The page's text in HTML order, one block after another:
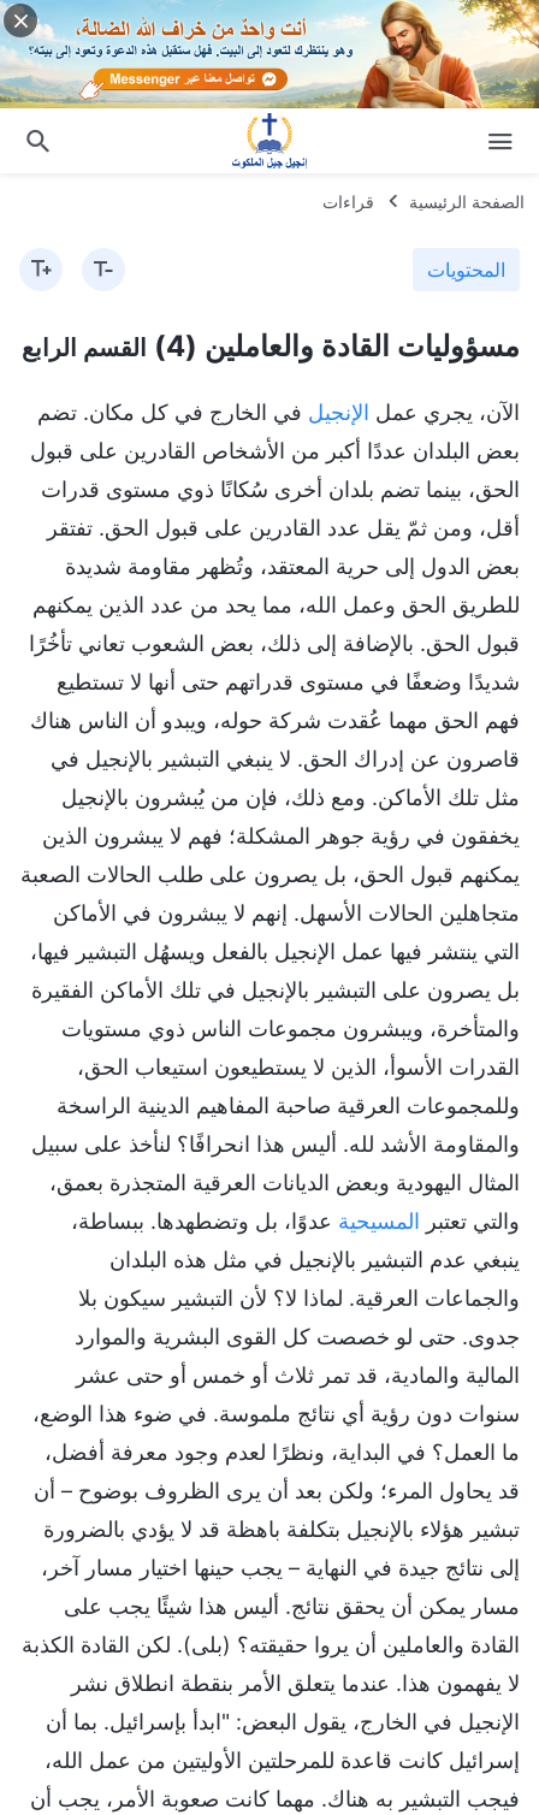
الصفحة الرئيسية قراءات
المحتويات
مسؤوليات القادة والعاملين (4) القسم الرابع
الآن، يجري عمل الإنجيل في الخارج في كل مكان. تضم
بعض البلدان عددًا أكبر من الأشخاص القادرين على قبول
الحق، بينما تضم بلدان أخرى سُكانًا ذوي مستوى قدرات
أقل، ومن ثمّ يقل عدد القادرين على قبول الحق. تفتقر
بعض الدول إلى حرية المعتقد، وتُظهر مقاومة شديدة
للطريق الحق وعمل الله، مما يحد من عدد الذين يمكنهم
قبول الحق. بالإضافة إلى ذلك، بعض الشعوب تعاني تأخُرًا
شديدًا وضعفًا في مستوى قدراتهم حتى أنها لا تستطيع
فهم الحق مهما عُقدت شركة حوله، ويبدو أن الناس هناك
قاصرون عن إدراك الحق. لا ينبغي التبشير بالإنجيل في
مثل تلك الأماكن. ومع ذلك، فإن من يُبشرون بالإنجيل
يخفقون في رؤية جوهر المشكلة؛ فهم لا يبشرون الذين
يمكنهم قبول الحق، بل يصرون على طلب الحالات الصعبة
متجاهلين الحالات الأسهل. إنهم لا يبشرون في الأماكن
التي ينتشر فيها عمل الإنجيل بالفعل ويسهُل التبشير فيها،
بل يصرون على التبشير بالإنجيل في تلك الأماكن الفقيرة
والمتأخرة، ويبشرون مجموعات الناس ذوي مستويات
القدرات الأسوأ، الذين لا يستطيعون استيعاب الحق،
وللمجموعات العرقية صاحبة المفاهيم الدينية الراسخة
والمقاومة الأشد لله. أليس هذا انحرافًا؟ لنأخذ على سبيل
المثال اليهودية وبعض الديانات العرقية المتجذرة بعمق،
والتي تعتبر المسيحية عدوًا، بل وتضطهدها. ببساطة،
ينبغي عدم التبشير بالإنجيل في مثل هذه البلدان
والجماعات العرقية. لماذا لا؟ لأن التبشير سيكون بلا
جدوى. حتى لو خصصت كل القوى البشرية والموارد
المالية والمادية، قد تمر ثلاث أو خمس أو حتى عشر
سنوات دون رؤية أي نتائج ملموسة. في ضوء هذا الوضع،
ما العمل؟ في البداية، ونظرًا لعدم وجود معرفة أفضل،
قد يحاول المرء؛ ولكن بعد أن يرى الظروف بوضوح – أن
تبشير هؤلاء بالإنجيل بتكلفة باهظة قد لا يؤدي بالضرورة
إلى نتائج جيدة في النهاية – يجب حينها اختيار مسار آخر،
مسار يمكن أن يحقق نتائج. أليس هذا شيئًا يجب على
القادة والعاملين أن يروا حقيقته؟ (بلى). لكن القادة الكذبة
لا يفهمون هذا. عندما يتعلق الأمر بنقطة انطلاق نشر
الإنجيل في الخارج، يقول البعض: "ابدأ بإسرائيل. بما أن
إسرائيل كانت قاعدة للمرحلتين الأوليتين من عمل الله،
فيجب التبشير به هناك. مهما كانت صعوبة الأمر، يجب أن